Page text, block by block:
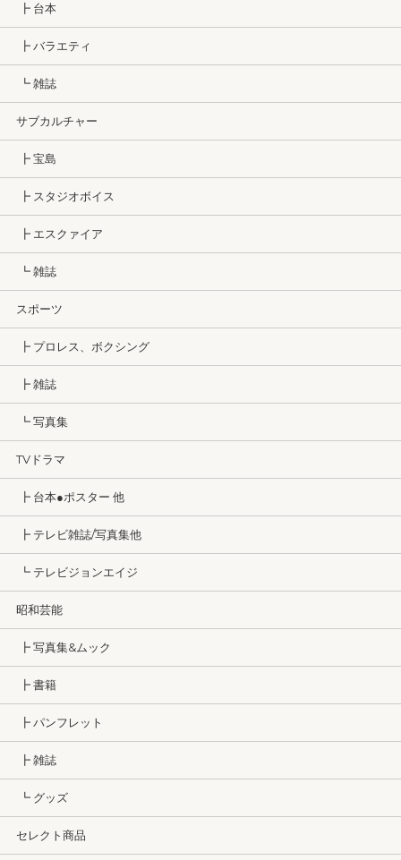
┣ 台本
┣ バラエティ
┗ 雑誌
サブカルチャー
┣ 宝島
┣ スタジオボイス
┣ エスクァイア
┗ 雑誌
スポーツ
┣ プロレス、ボクシング
┣ 雑誌
┗ 写真集
TVドラマ
┣ 台本●ポスター 他
┣ テレビ雑誌/写真集他
┗ テレビジョンエイジ
昭和芸能
┣ 写真集&ムック
┣ 書籍
┣ パンフレット
┣ 雑誌
┗ グッズ
セレクト商品